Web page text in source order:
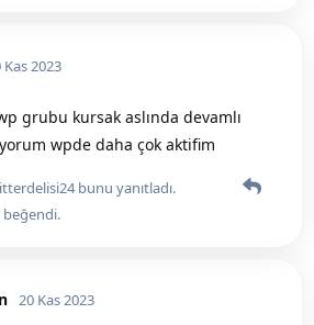
Kas 2023
grubu kursak aslında devamlı
wpde daha çok aktifim
bunu yanıtladı.
.
20 Kas 2023